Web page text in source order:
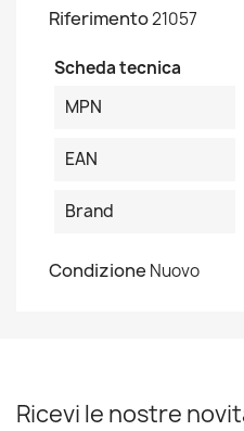
Riferimento21057
Scheda tecnica
MPN
EAN
Brand
Condizione Nuovo
Ricevi le nostre